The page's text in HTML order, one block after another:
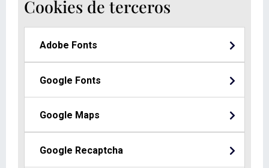
Cookies de terceros
Adobe Fonts
Google Fonts
Google Maps
Google Recaptcha